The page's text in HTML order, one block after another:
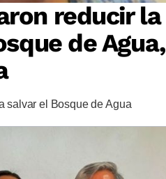
reducir la
de Agua,
salvar el Bosque de Agua